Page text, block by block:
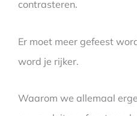
contrasteren.
Er moet meer gefeest
word je rijker.
Waarom we allemaal